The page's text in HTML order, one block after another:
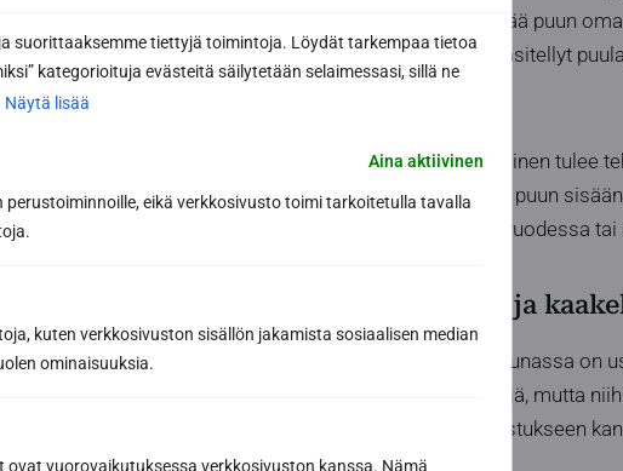
suorittaaksemme tiettyjä toimintoja. Löydät tarkempaa tietoa
kategorioituja evästeitä säilytetään selaimessasi, sillä ne
Näytä lisää
Aina aktiivinen
eikä verkkosivusto toimi tarkoitetulla tavalla
kuten verkkosivuston sisällön jakamista sosiaalisen median
ominaisuuksia.
vuorovaikutuksessa verkkosivuston kanssa. Nämä
Öljyäminen syventää puun
Erityisesti lämpökäsitellyt
öljyämisestä.
Muista, että öljyäminen tulee
lukitsee kosteuden puun
öljyämistä kerran vuodessa
Lasipintojen ja
Nykyaikaisessa saunassa on
sisustuselementtejä, mutta
Lasipintojen puhdistukseen
tehokkaasti.